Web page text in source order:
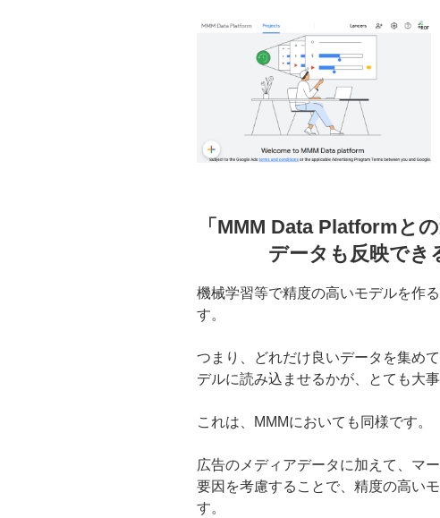
「MMM Data Platformと
データも反映でき
機械学習等で精度の高いモデルを作
す。
つまり、どれだけ良いデータを集め
デルに読み込ませるかが、とても大事
これは、MMMにおいても同様です。
広告のメディアデータに加えて、マ
要因を考慮することで、精度の高い
す。